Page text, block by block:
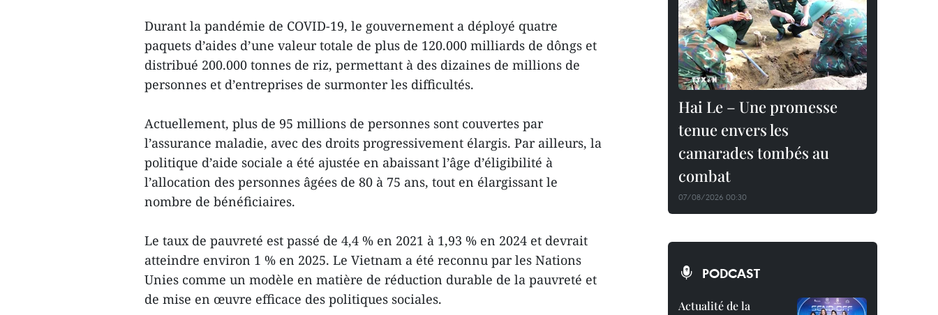
Durant la pandémie de COVID-19, le gouvernement a déployé quatre
paquets d’aides d’une valeur totale de plus de 120.000 milliards de dôngs et
distribué 200.000 tonnes de riz, permettant à des dizaines de millions de
personnes et d’entreprises de surmonter les difficultés.
Actuellement, plus de 95 millions de personnes sont couvertes par
l’assurance maladie, avec des droits progressivement élargis. Par ailleurs, la
politique d’aide sociale a été ajustée en abaissant l’âge d’éligibilité à
l’allocation des personnes âgées de 80 à 75 ans, tout en élargissant le
nombre de bénéficiaires.
Le taux de pauvreté est passé de 4,4 % en 2021 à 1,93 % en 2024 et devrait
atteindre environ 1 % en 2025. Le Vietnam a été reconnu par les Nations
Unies comme un modèle en matière de réduction durable de la pauvreté et
de mise en œuvre efficace des politiques sociales.
Hai Le – Une promesse
tenue envers les
camarades tombés au
combat
07/08/2026 00:30
PODCAST
Actualité de la